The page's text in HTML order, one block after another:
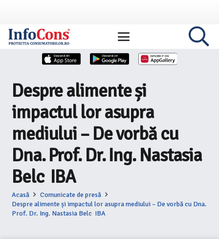
Despre alimente și
impactul lor asupra
mediului – De vorbă cu
Dna. Prof. Dr. Ing. Nastasia
Belc IBA
Acasă
Comunicate de presă
Despre alimente și impactul lor asupra mediului – De vorbă cu Dna.
Prof. Dr. Ing. Nastasia Belc IBA